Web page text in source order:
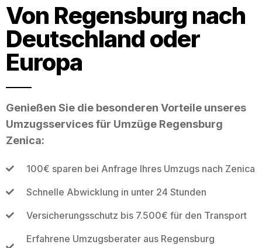
Von Regensburg nach
Deutschland oder
Europa
Genießen Sie die besonderen Vorteile unseres
Umzugsservices für Umzüge Regensburg
Zenica:
100€ sparen bei Anfrage Ihres Umzugs nach Zenica
Schnelle Abwicklung in unter 24 Stunden
Versicherungsschutz bis 7.500€ für den Transport
Erfahrene Umzugsberater aus Regensburg